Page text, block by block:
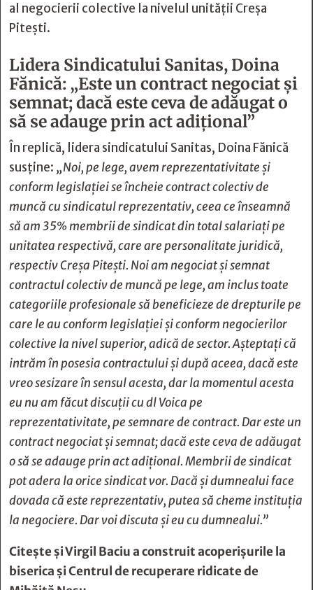
al negocierii colective la nivelul unității Creșa
Pitești.
Lidera Sindicatului Sanitas, Doina
Fănică: „Este un contract negociat și
semnat; dacă este ceva de adăugat o
să se adauge prin act adițional”
În replică, lidera sindicatului Sanitas, Doina Fănică
susține: „Noi, pe lege, avem reprezentativitate și
conform legislației se încheie contract colectiv de
muncă cu sindicatul reprezentativ, ceea ce înseamnă
să am 35% membrii de sindicat din total salariați pe
unitatea respectivă, care are personalitate juridică,
respectiv Creșa Pitești. Noi am negociat și semnat
contractul colectiv de muncă pe lege, am inclus toate
categoriile profesionale să beneficieze de drepturile pe
care le au conform legislației și conform negocierilor
colective la nivel superior, adică de sector. Așteptați că
intrăm în posesia contractului și după aceea, dacă este
vreo sesizare în sensul acesta, dar la momentul acesta
eu nu am făcut discuții cu dl Voica pe
reprezentativitate, pe semnare de contract. Dar este un
contract negociat și semnat; dacă este ceva de adăugat
o să se adauge prin act adițional. Membrii de sindicat
pot adera la orice sindicat vor. Dacă și dumnealui face
dovada că este reprezentativ, putea să cheme instituția
la negociere. Dar voi discuta și eu cu dumnealui.”
Citește șiVirgil Baciu a construit acoperişurile la
biserica şi Centrul de recuperare ridicate de